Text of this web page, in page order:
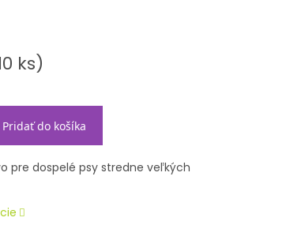
ks)
Pridať do košíka
pre dospelé psy stredne veľkých